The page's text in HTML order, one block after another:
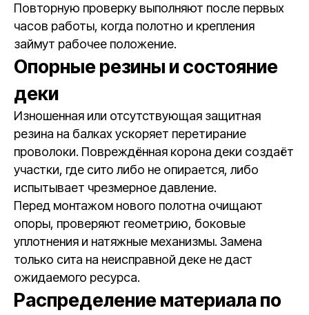
Повторную проверку выполняют после первых
часов работы, когда полотно и крепления
займут рабочее положение.
Опорные резины и состояние
деки
Изношенная или отсутствующая защитная
резина на балках ускоряет перетирание
проволоки. Повреждённая корона деки создаёт
участки, где сито либо не опирается, либо
испытывает чрезмерное давление.
Перед монтажом нового полотна очищают
опоры, проверяют геометрию, боковые
уплотнения и натяжные механизмы. Замена
только сита на неисправной деке не даст
ожидаемого ресурса.
Распределение материала по